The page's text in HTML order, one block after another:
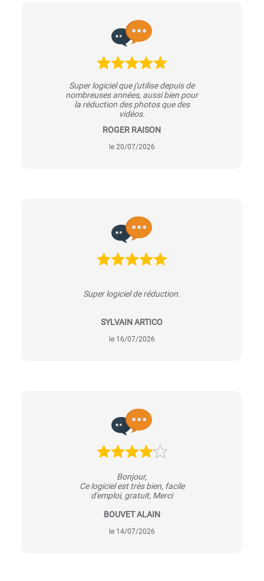
Super logiciel que j'utilise depuis de
nombreuses années, aussi bien pour
la réduction des photos que des
vidéos.
ROGER RAISON
le 20/07/2026
Super logiciel de réduction.
SYLVAIN ARTICO
le 16/07/2026
Bonjour,
Ce logiciel est très bien, facile
d'emploi, gratuit, Merci
BOUVET ALAIN
le 14/07/2026